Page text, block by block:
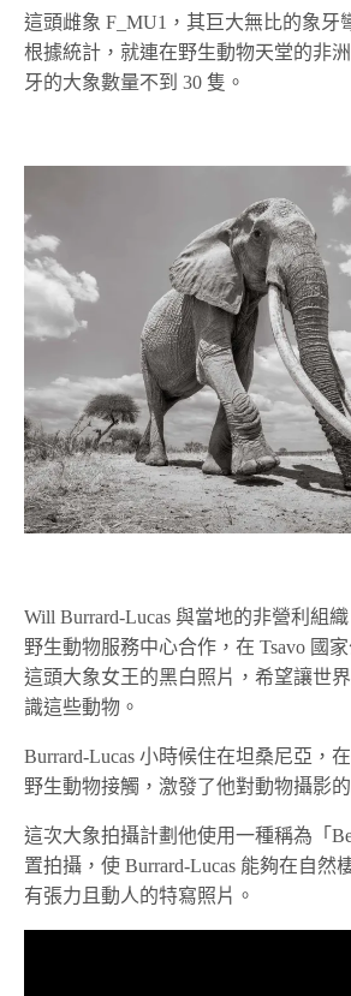
這頭雌象 F_MU1，其巨大無比的象牙
根據統計，就連在野生動物天堂的非
牙的大象數量不到 30 隻。
Will Burrard-Lucas 與當地的非營利組織
野生動物服務中心合作，在 Tsavo 國
這頭大象女王的黑白照片，希望讓世
識這些動物。
Burrard-Lucas 小時候住在坦桑尼亞，
野生動物接觸，激發了他對動物攝影的
這次大象拍攝計劃他使用一種稱為「
置拍攝，使 Burrard-Lucas 能夠在自然
有張力且動人的特寫照片。